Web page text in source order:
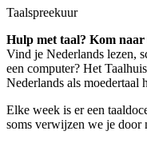
Taalspreekuur
Hulp met taal? Kom
Vind je Nederlands lezen,
een computer? Het
Nederlands als moedertaal
Elke week is er een
soms verwijzen we je door